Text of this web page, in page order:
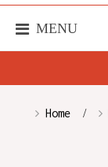
MENU
Home